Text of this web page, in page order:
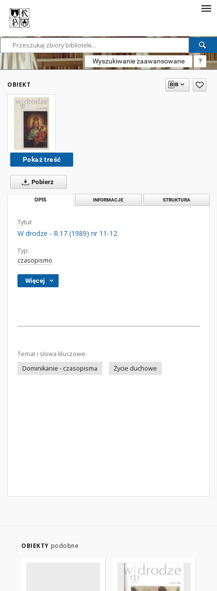
Wyszukiwanie zaawansowane ?
OBIEKT
Pokaż treść
Pobierz
OPIS INFORMACJE STRUKTURA
Tytuł:
W drodze - R.17 (1989) nr 11-12
Typ:
czasopismo
Więcej
Temat i słowa kluczowe:
Dominikanie - czasopisma
Życie duchowe
OBIEKTY podobne